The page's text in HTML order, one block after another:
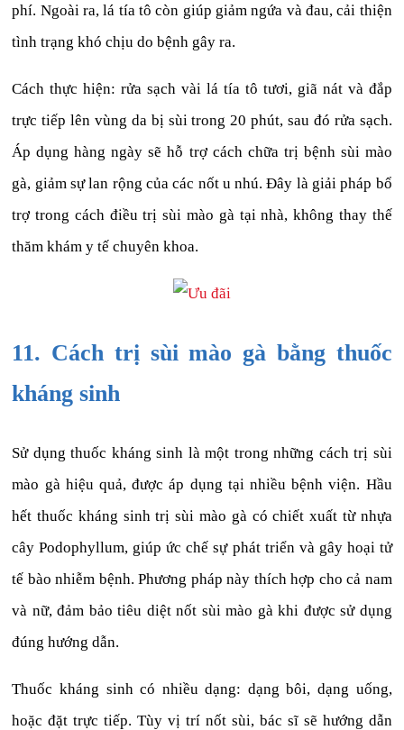
phí. Ngoài ra, lá tía tô còn giúp giảm ngứa và đau, cải thiện
tình trạng khó chịu do bệnh gây ra.
Cách thực hiện: rửa sạch vài lá tía tô tươi, giã nát và đắp
trực tiếp lên vùng da bị sùi trong 20 phút, sau đó rửa sạch.
Áp dụng hàng ngày sẽ hỗ trợ cách chữa trị bệnh sùi mào
gà, giảm sự lan rộng của các nốt u nhú. Đây là giải pháp bổ
trợ trong cách điều trị sùi mào gà tại nhà, không thay thế
thăm khám y tế chuyên khoa.
11. Cách trị sùi mào gà bằng thuốc
kháng sinh
Sử dụng thuốc kháng sinh là một trong những cách trị sùi
mào gà hiệu quả, được áp dụng tại nhiều bệnh viện. Hầu
hết thuốc kháng sinh trị sùi mào gà có chiết xuất từ nhựa
cây Podophyllum, giúp ức chế sự phát triển và gây hoại tử
tế bào nhiễm bệnh. Phương pháp này thích hợp cho cả nam
và nữ, đảm bảo tiêu diệt nốt sùi mào gà khi được sử dụng
đúng hướng dẫn.
Thuốc kháng sinh có nhiều dạng: dạng bôi, dạng uống,
hoặc đặt trực tiếp. Tùy vị trí nốt sùi, bác sĩ sẽ hướng dẫn